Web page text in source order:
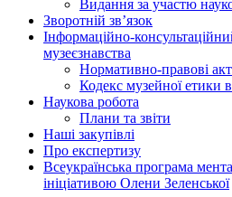
Видання за участю
Зворотній зв’язок
Інформаційно-
музеєзнавства
Нормативно-правові
Кодекс музейної етики
Наукова робота
Плани та звіти
Наші закупівлі
Про експертизу
Всеукраїнська програма
ініціативою Олени Зеленської